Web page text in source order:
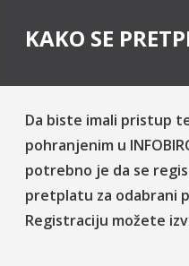
KAKO SE
Da biste imali pristup
pohranjenim u
potrebno je da se
pretplatu za odabrani
Registraciju možete